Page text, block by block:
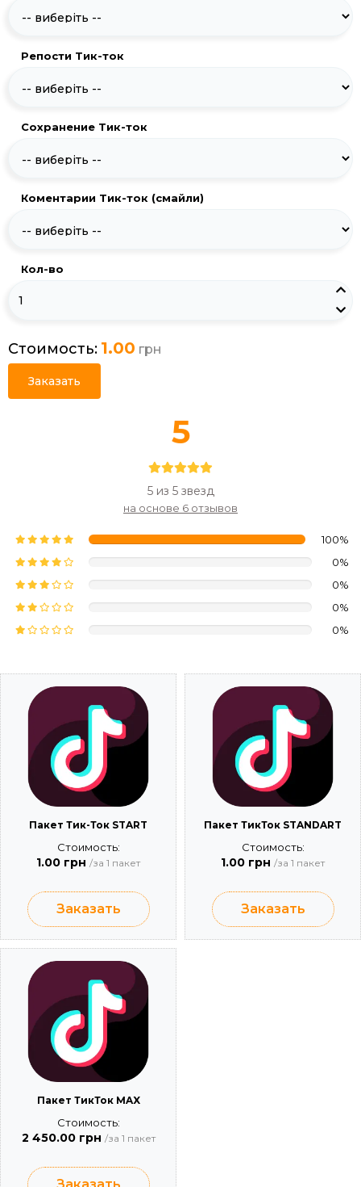
Репости Тик-ток
Сохранение Тик-ток
Коментарии Тик-ток (смайли)
Кол-во
Стоимость: 1.00 грн
Заказать
5
5 из 5 звезд
на основе 6 отзывов
100%
0%
0%
0%
0%
Пакет Тик-Ток START
Стоимость:
1.00 грн /за 1 пакет
Заказать
Пакет ТикТок STANDART
Стоимость:
1.00 грн /за 1 пакет
Заказать
Пакет ТикТок MAX
Стоимость:
2 450.00 грн /за 1 пакет